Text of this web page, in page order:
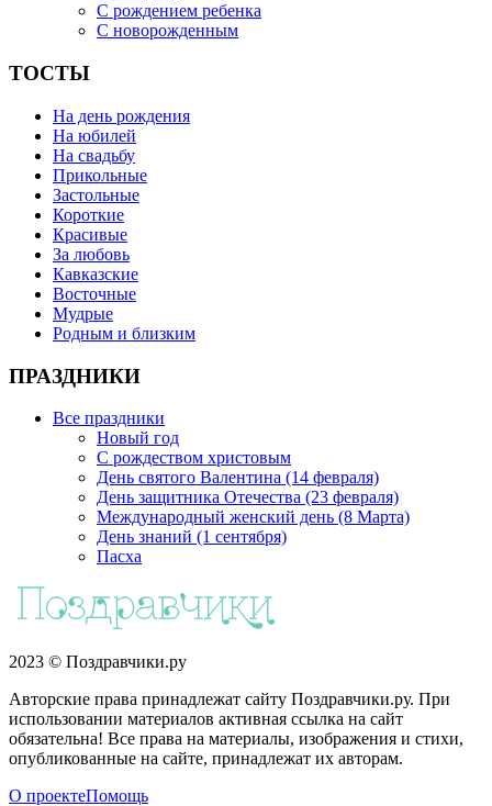
С рождением ребенка
С новорожденным
ТОСТЫ
На день рождения
На юбилей
На свадьбу
Прикольные
Застольные
Короткие
Красивые
За любовь
Кавказские
Восточные
Мудрые
Родным и близким
ПРАЗДНИКИ
Все праздники
Новый год
С рождеством христовым
День святого Валентина (14 февраля)
День защитника Отечества (23 февраля)
Международный женский день (8 Марта)
День знаний (1 сентября)
Пасха
2023 © Поздравчики.ру
Авторские права принадлежат сайту Поздравчики.ру. При
использовании материалов активная ссылка на сайт
обязательна! Все права на материалы, изображения и стихи,
опубликованные на сайте, принадлежат их авторам.
О проектеПомощь